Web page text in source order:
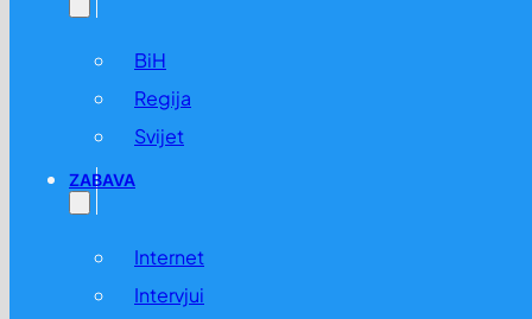
BiH
Regija
Svijet
ZABAVA
Internet
Intervjui